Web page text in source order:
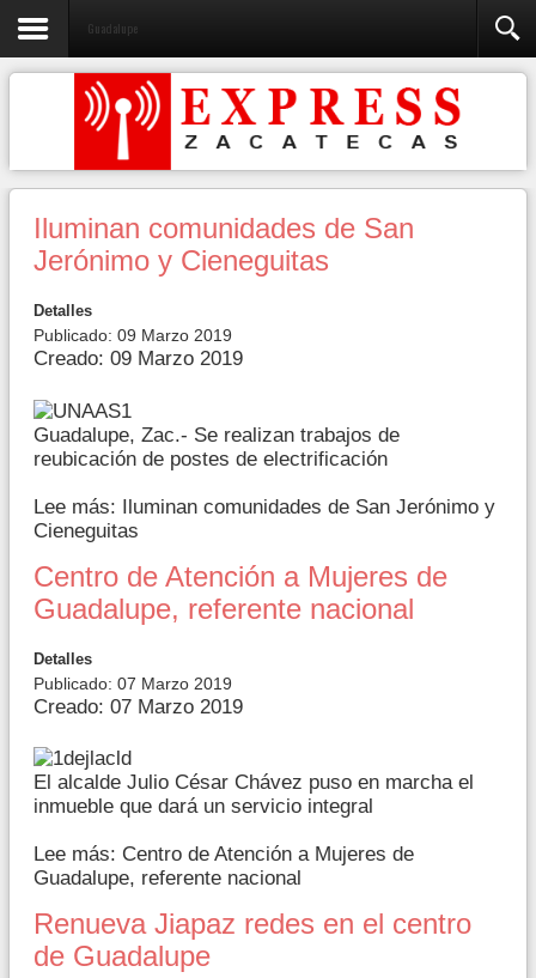
Guadalupe
Iluminan comunidades de San
Jerónimo y Cieneguitas
Detalles
Publicado: 09 Marzo 2019
Creado: 09 Marzo 2019
Guadalupe, Zac.- Se realizan trabajos de
reubicación de postes de electrificación
Lee más: Iluminan comunidades de San Jerónimo y
Cieneguitas
Centro de Atención a Mujeres de
Guadalupe, referente nacional
Detalles
Publicado: 07 Marzo 2019
Creado: 07 Marzo 2019
El alcalde Julio César Chávez puso en marcha el
inmueble que dará un servicio integral
Lee más: Centro de Atención a Mujeres de
Guadalupe, referente nacional
Renueva Jiapaz redes en el centro
de Guadalupe